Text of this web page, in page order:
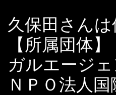
久保田さん
【所属団体】
ガルエージ
ＮＰＯ法人